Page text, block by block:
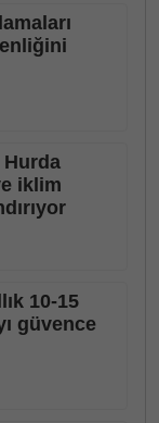
iklim
10-15
güvence